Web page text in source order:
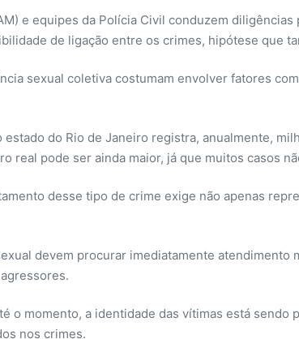
e equipes da Polícia Civil conduzem
de ligação entre os crimes, hipótese que
sexual coletiva costumam envolver fatores
do Rio de Janeiro registra, anualmente,
real pode ser ainda maior, já que muitos casos
desse tipo de crime exige não apenas
devem procurar imediatamente
o momento, a identidade das vítimas está
nos crimes.